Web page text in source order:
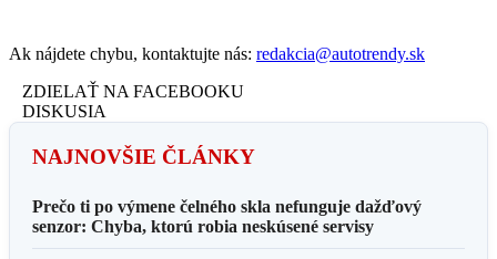
Ak nájdete chybu, kontaktujte nás: redakcia@autotrendy.sk
ZDIELAŤ NA FACEBOOKU
DISKUSIA
NAJNOVŠIE ČLÁNKY
Prečo ti po výmene čelného skla nefunguje dažďový
senzor: Chyba, ktorú robia neskúsené servisy